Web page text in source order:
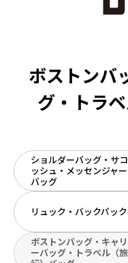
ボストンバ
グ・トラ
ショルダーバッグ・サコ
ッシュ・メッセンジャー
バッグ
リュック・バックパック
ボストンバッグ・キャリ
ーバッグ・トラベル（旅